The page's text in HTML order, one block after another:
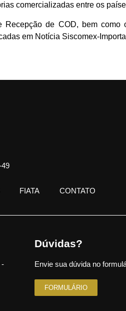
comercializadas entre os
de COD, bem como
em Notícia Siscomex-
FIATA CONTATO
-
Dúvidas?
Envie sua dúvida no
FORMULÁRIO